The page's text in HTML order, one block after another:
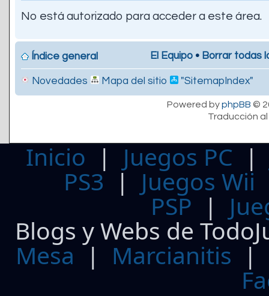
No está autorizado para acceder a este área.
Índice general El Equipo • Borrar todas
Novedades Mapa del sitio "SitemapIndex"
Powered byphpBB ©
Traducción
Inicio | Juegos PC
PS3| Juegos Wii
PSP |
Blogs y Webs de
Mesa | Marcianitis |